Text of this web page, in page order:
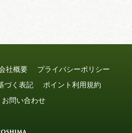
社概要
プライバシーポリシー
づく表記
ポイント利用規約
お問い合わせ